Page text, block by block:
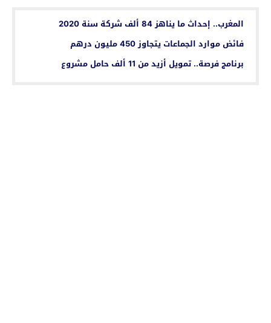
المغرب.. إحداث ما يناهز 84 ألف شركة سنة 2020
فائض موارد الجماعات يتجاوز 450 مليون درهم
برنامج فرصة.. تمويل أزيد من 11 ألف حامل مشروع